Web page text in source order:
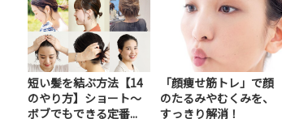
短い髪を結ぶ方法【14
のやり方】ショート～
ボブでもできる定番...
「顔痩せ筋トレ」で顔
のたるみやむくみを、
すっきり解消！